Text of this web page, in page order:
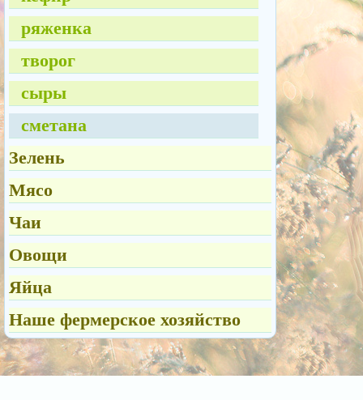
ряженка
творог
сыры
сметана
Зелень
Мясо
Чаи
Овощи
Яйца
Наше фермерское хозяйство